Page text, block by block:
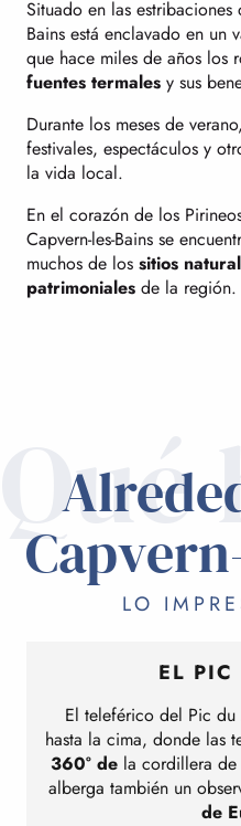
Situado en las estribaciones
Bains está enclavado en un
que hace miles de años los
fuentes termales y sus
Durante los meses de
festivales, espectáculos y
la vida local.
En el corazón de los
Capvern-les-Bains se
muchos de los sitios
patrimoniales de la región.
Qué
LO
EL
El teleférico del Pic
hasta la cima, donde las
360° dela cordillera de
alberga también un
de